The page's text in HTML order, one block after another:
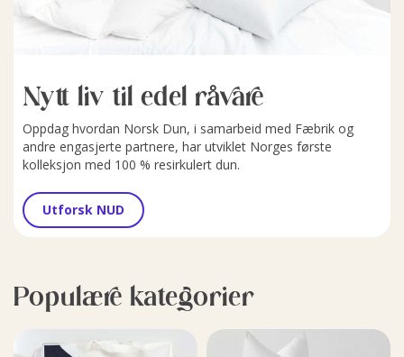
Nytt liv til edel råvare
Oppdag hvordan Norsk Dun, i samarbeid med Fæbrik og
andre engasjerte partnere, har utviklet Norges første
kolleksjon med 100 % resirkulert dun.
Utforsk NUD
Populære kategorier